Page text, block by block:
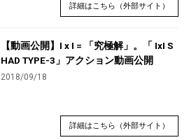
詳細はこちら（外部サイト）
【動画公開】I x I = 「究極解」。「 IxI S
HAD TYPE-3」アクション動画公開
2018/09/18
詳細はこちら（外部サイト）